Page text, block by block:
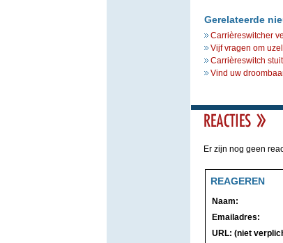
Gerelateerde
Carrièreswitcher
Vijf vragen om
Carrièreswitch
Vind uw
Er zijn nog geen
REAGEREN
Naam:
Emailadres:
URL: (niet